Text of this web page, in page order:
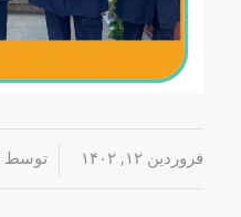
فروردین ۱۲, ۱۴۰۲ / توسط